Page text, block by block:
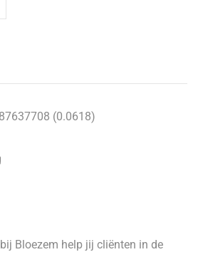
(0.0618)
Bloezem help jij cliënten in de